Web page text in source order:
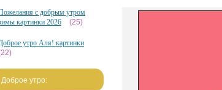
с добрым утром
картинки 2026
(25)
утро Аля! картинки
Доброе утро: